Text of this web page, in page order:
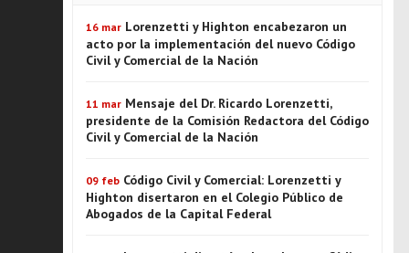
16 mar Lorenzetti y Highton encabezaron un
acto por la implementación del nuevo Código
Civil y Comercial de la Nación
11 mar Mensaje del Dr. Ricardo Lorenzetti,
presidente de la Comisión Redactora del Código
Civil y Comercial de la Nación
09 feb Código Civil y Comercial: Lorenzetti y
Highton disertaron en el Colegio Público de
Abogados de la Capital Federal